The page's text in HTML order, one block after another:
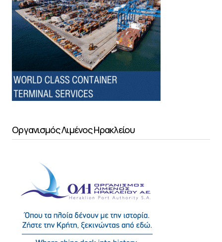
Οργανισμός Λιμένος Ηρακλείου